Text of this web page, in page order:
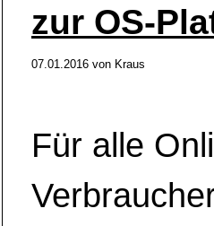
zur OS-
07.01.2016 von Kraus
Für alle